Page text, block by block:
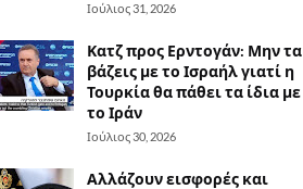
Ιούλιος 31, 2026
Κατζ προς Ερντογάν: Μην τα
βάζεις με το Ισραήλ γιατί η
Τουρκία θα πάθει τα ίδια με
το Ιράν
Ιούλιος 30, 2026
Αλλάζουν εισφορές και